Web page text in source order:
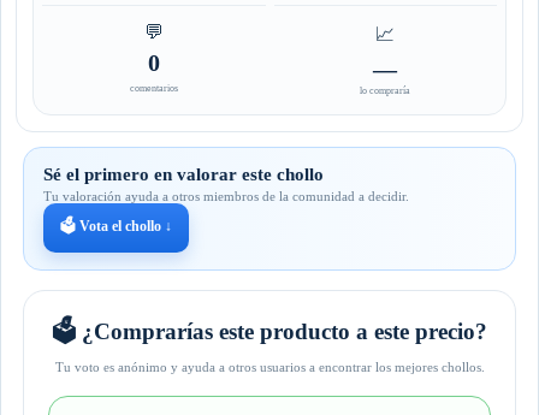
💬
0
comentarios
📈
—
lo compraría
Sé el primero en valorar este chollo
Tu valoración ayuda a otros miembros de la comunidad a decidir.
🗳️ Vota el chollo ↓
🗳️ ¿Comprarías este producto a este precio?
Tu voto es anónimo y ayuda a otros usuarios a encontrar los mejores chollos.